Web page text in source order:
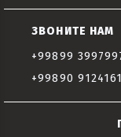
ЗВОНИТЕ НАМ
+99899
+99890 9124161